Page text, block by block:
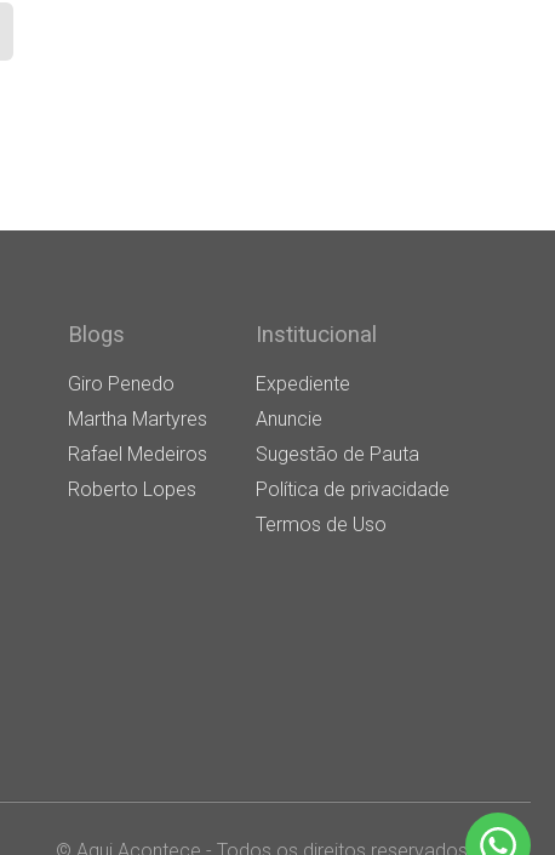
Blogs
Giro Penedo
Martha Martyres
Rafael Medeiros
Roberto Lopes
Institucional
Expediente
Anuncie
Sugestão de Pauta
Política de privacidade
Termos de Uso
© Aqui Acontece - Todos os direitos reservados